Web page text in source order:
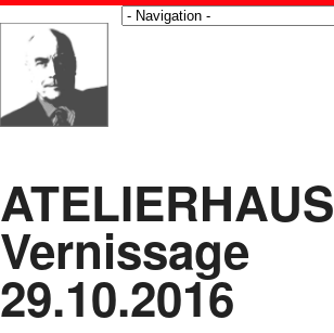
ATELIERHAUS
Vernissage
29.10.2016